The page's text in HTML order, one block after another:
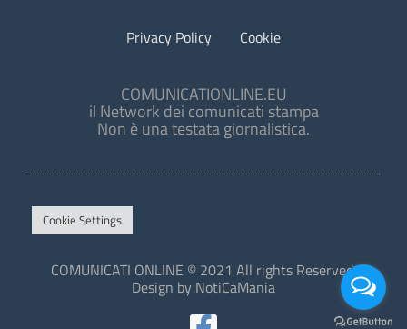
Privacy Policy Cookie
COMUNICATIONLINE.EU
il Network dei comunicati stampa
Non è una testata giornalistica.
Cookie Settings
COMUNICATI ONLINE © 2021 All rights Reserved.
Design by NotiCaMania